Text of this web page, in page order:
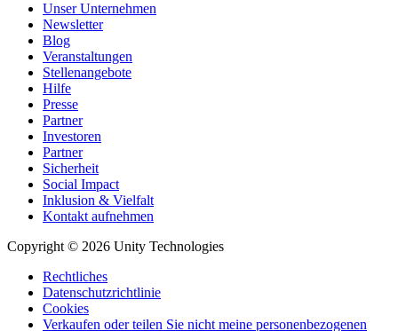
Unser Unternehmen
Newsletter
Blog
Veranstaltungen
Stellenangebote
Hilfe
Presse
Partner
Investoren
Partner
Sicherheit
Social Impact
Inklusion & Vielfalt
Kontakt aufnehmen
Copyright © 2026 Unity Technologies
Rechtliches
Datenschutzrichtlinie
Cookies
Verkaufen oder teilen Sie nicht meine personenbezogenen